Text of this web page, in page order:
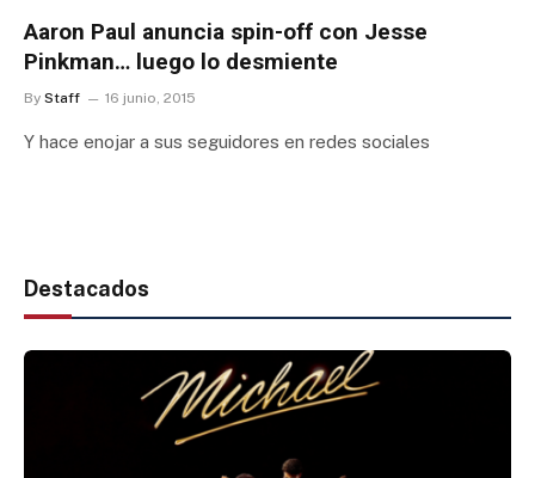
Aaron Paul anuncia spin-off con Jesse
Pinkman… luego lo desmiente
By Staff 16 junio, 2015
Y hace enojar a sus seguidores en redes sociales
Destacados